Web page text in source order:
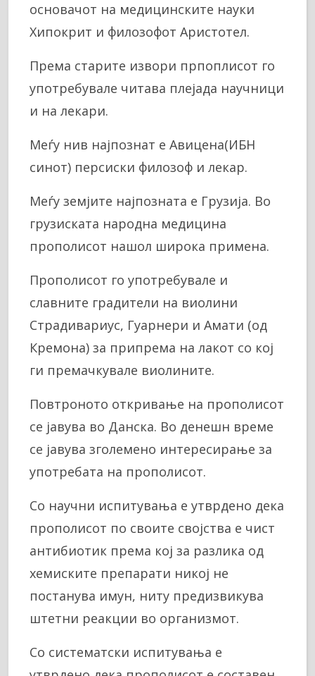
основачот на медицинските науки
Хипокрит и филозофот Аристотел.
Према старите извори прпоплисот го
употребувале читава плејада научници
и на лекари.
Меѓу нив најпознат е Авицена(ИБН
синот) персиски филозоф и лекар.
Меѓу земјите најпозната е Грузија. Во
грузиската народна медицина
прополисот нашол широка примена.
Прополисот го употребувале и
славните градители на виолини
Страдивариус, Гуарнери и Амати (од
Кремона) за припрема на лакот со кој
ги премачкувале виолините.
Повтроното откривање на прополисот
се јавува во Данска. Во денешн време
се јавува зголемено интересирање за
употребата на прополисот.
Со научни испитувања е утврдено дека
прополисот по своите својства е чист
антибиотик према кој за разлика од
хемиските препарати никој не
постанува имун, ниту предизвикува
штетни реакции во организмот.
Со систематски испитувања е